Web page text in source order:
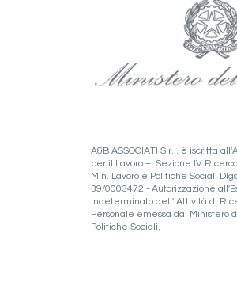
A&B ASSOCIATI S.r.l. è iscritta
per il Lavoro – Sezione IV
Min. Lavoro e Politiche Sociali
39/0003472 - Autorizzazione
Indeterminato dell' Attività di
Personale emessa dal Ministero
Politiche Sociali.